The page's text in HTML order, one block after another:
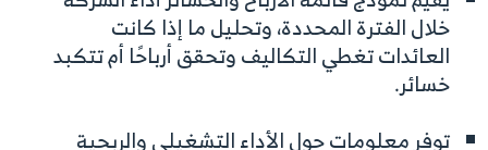
البرامج
اتصل بنا
EN
خلال الفترة المحددة، وتحليل ما إذا كانت
العائدات تغطي التكاليف وتحقق أرباحًا أم تتكبد
خسائر.
توفر معلومات حول الأداء التشغيلي والربحية